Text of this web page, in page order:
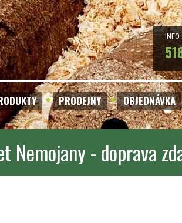
INFO
PRODEJNY OBJEDNÁVKA
Nemojany - doprava